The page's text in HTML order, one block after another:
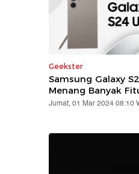
Geekster
Samsung Galaxy
Menang Banyak
Jumat, 01 Mar 2024 08:10